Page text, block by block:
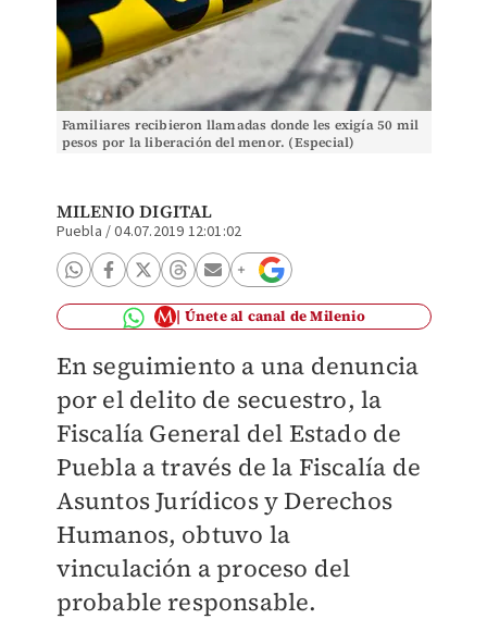
Familiares recibieron llamadas donde les exigía 50 mil
pesos por la liberación del menor. (Especial)
MILENIO DIGITAL
Puebla /04.07.2019 12:01:02
Únete al canal de Milenio
En seguimiento a una denuncia
por el delito de secuestro, la
Fiscalía General del Estado de
Puebla a través de la Fiscalía de
Asuntos Jurídicos y Derechos
Humanos, obtuvo la
vinculación a proceso del
probable responsable.